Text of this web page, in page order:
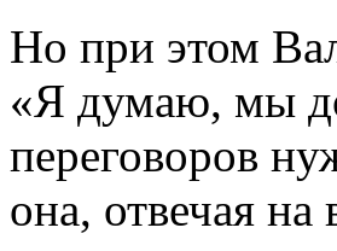
Но при этом
«Я думаю, мы
переговоров
она, отвечая